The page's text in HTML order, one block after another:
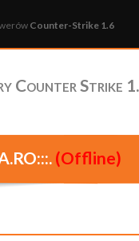
Counter-Strike 1.6
Counter Strike
(Offline)